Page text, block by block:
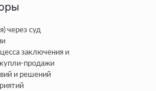
через суд
заключения и
купли-продажи
и решений